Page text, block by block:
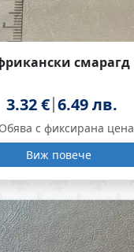
смарагд
3.32 € 6.49 лв.
Обява с фиксирана цена
Виж повече